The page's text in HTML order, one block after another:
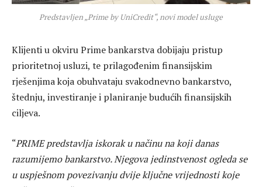
Predstavljen „Prime by UniCredit“, novi model usluge
Klijenti u okviru Prime bankarstva dobijaju pristup
prioritetnoj usluzi, te prilagođenim finansijskim
rješenjima koja obuhvataju svakodnevno bankarstvo,
štednju, investiranje i planiranje budućih finansijskih
ciljeva.
“PRIME predstavlja iskorak u načinu na koji danas
razumijemo bankarstvo. Njegova jedinstvenost ogleda se
u uspješnom povezivanju dvije ključne vrijednosti koje